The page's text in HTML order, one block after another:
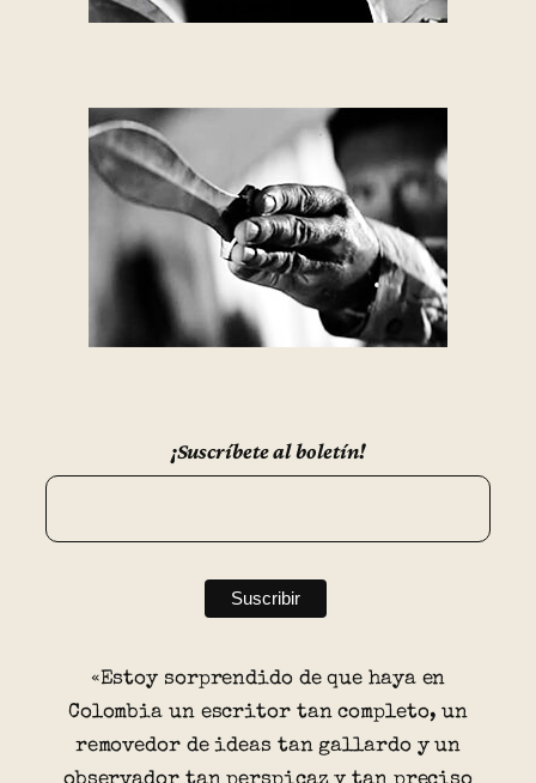
¡Suscríbete al boletín!
«Estoy sorprendido de que haya en
Colombia un escritor tan completo, un
removedor de ideas tan gallardo y un